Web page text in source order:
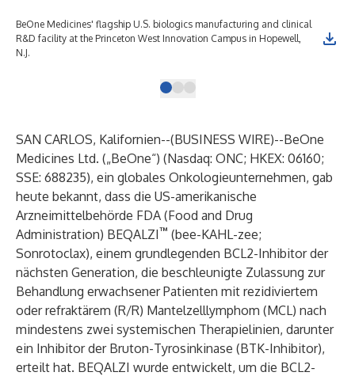
BeOne Medicines' flagship U.S. biologics manufacturing and clinical
R&D facility at the Princeton West Innovation Campus in Hopewell,
N.J.
SAN CARLOS, Kalifornien--(BUSINESS WIRE)--BeOne
Medicines Ltd. („BeOne“) (Nasdaq: ONC; HKEX: 06160;
SSE: 688235), ein globales Onkologieunternehmen, gab
heute bekannt, dass die US-amerikanische
Arzneimittelbehörde FDA (Food and Drug
Administration) BEQALZI™ (bee-KAHL-zee;
Sonrotoclax), einem grundlegenden BCL2-Inhibitor der
nächsten Generation, die beschleunigte Zulassung zur
Behandlung erwachsener Patienten mit rezidiviertem
oder refraktärem (R/R) Mantelzelllymphom (MCL) nach
mindestens zwei systemischen Therapielinien, darunter
ein Inhibitor der Bruton-Tyrosinkinase (BTK-Inhibitor),
erteilt hat. BEQALZI wurde entwickelt, um die BCL2-